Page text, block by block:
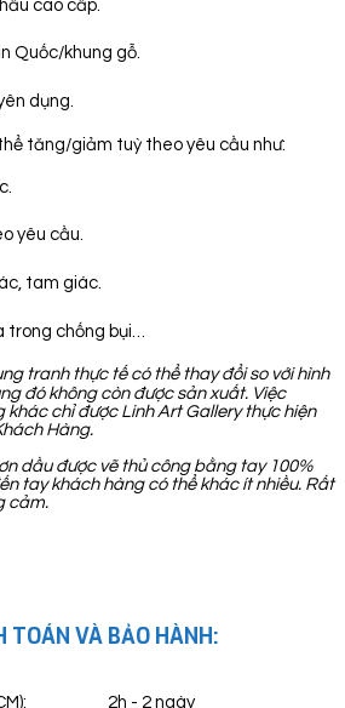
cao cấp.
Quốc/khung gỗ.
dụng.
tăng/giảm tuỳ theo yêu cầu như:
yêu cầu.
tam giác.
chống bụi…
tranh thực tế có thể thay đổi so với hình
đó không còn được sản xuất. Việc
khác chỉ được Linh Art Gallery thực hiện
Hàng.
dầu được vẽ thủ công bằng tay 100%
tay khách hàng có thể khác ít nhiều. Rất
cảm.
TOÁN VÀ BẢO HÀNH:
2h - 2 ngày